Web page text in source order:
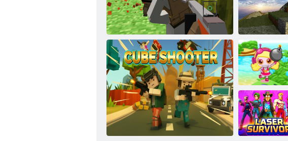
Pixel Gun Apocalypse 2
Pasaules
amatniecība
Pasaules
amatniecības
HD
Bomb IT misija